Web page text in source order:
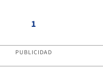
1
PUBLICIDAD